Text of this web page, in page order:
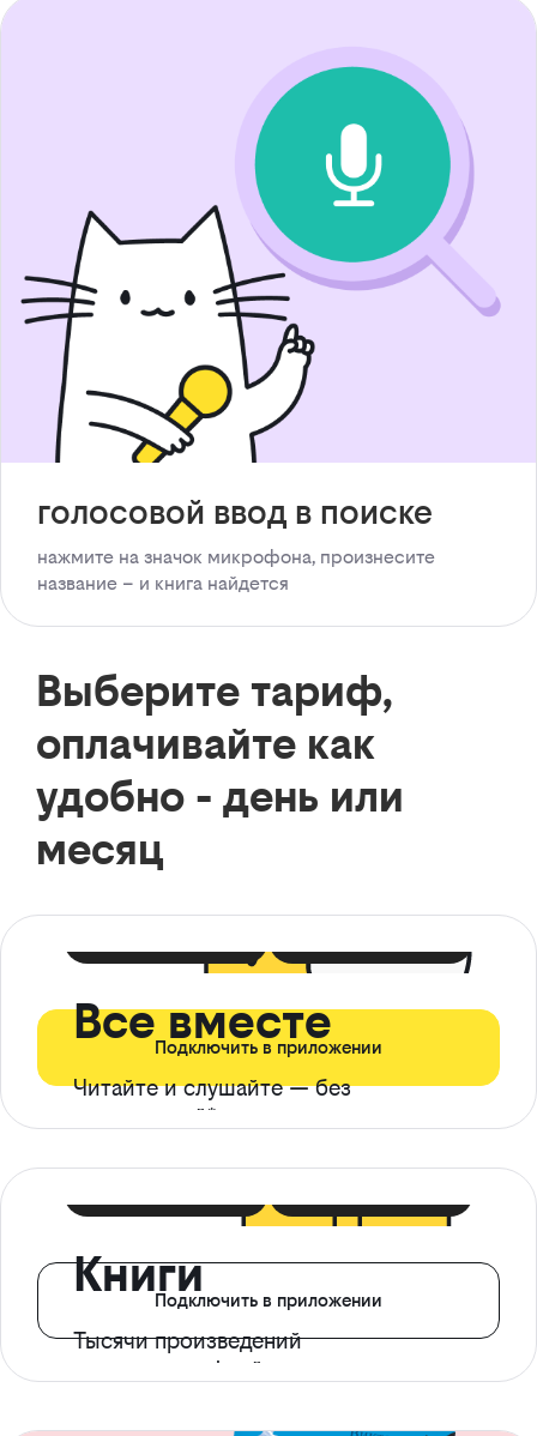
голосовой ввод в поиске
нажмите на значок микрофона, произнесите
название – и книга найдется
Выберите тариф,
оплачивайте как
удобно - день или
месяц
Все вместе
Читайте и слушайте — без
ограничений*
Подключить в приложении
Книги
Тысячи произведений
с доступом офлайн
Подключить в приложении